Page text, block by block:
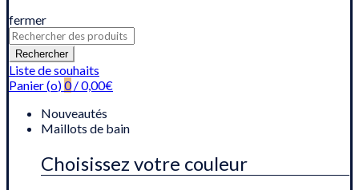
fermer
Recherche
pour
:
Rechercher
Liste de souhaits
Panier (o)0 /0,00€
Nouveautés
Maillots de bain
Choisissez votre couleur